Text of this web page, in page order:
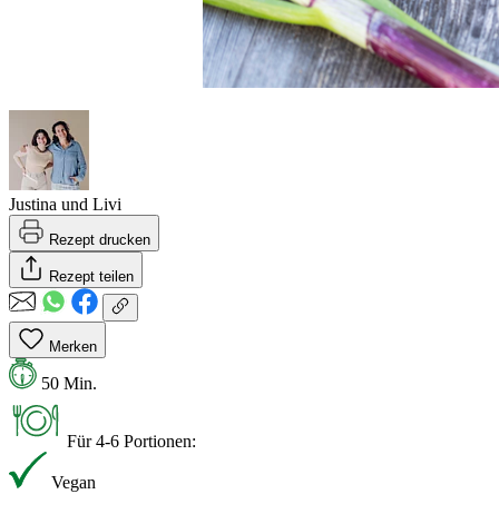
Justina und Livi
Rezept drucken
Rezept teilen
Merken
50 Min.
Für 4-6 Portionen:
Vegan